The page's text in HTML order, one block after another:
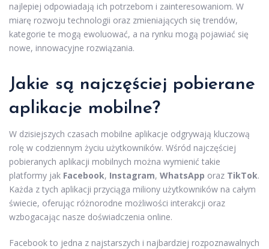
najlepiej odpowiadają ich potrzebom i zainteresowaniom. W
miarę rozwoju technologii oraz zmieniających się trendów,
kategorie te mogą ewoluować, a na rynku mogą pojawiać się
nowe, innowacyjne rozwiązania.
Jakie są najczęściej pobierane
aplikacje mobilne?
W dzisiejszych czasach mobilne aplikacje odgrywają kluczową
rolę w codziennym życiu użytkowników. Wśród najczęściej
pobieranych aplikacji mobilnych można wymienić takie
platformy jak Facebook, Instagram, WhatsApp oraz TikTok.
Każda z tych aplikacji przyciąga miliony użytkowników na całym
świecie, oferując różnorodne możliwości interakcji oraz
wzbogacając nasze doświadczenia online.
Facebook to jedna z najstarszych i najbardziej rozpoznawalnych